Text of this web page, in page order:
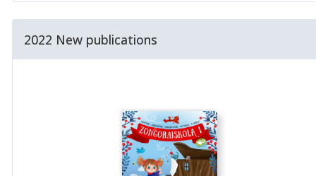
2022 New publications